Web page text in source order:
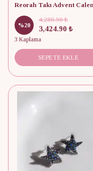
%20
4,280.90 ₺
3,424.90 ₺
3 Kaplama
SEPETE EKLE